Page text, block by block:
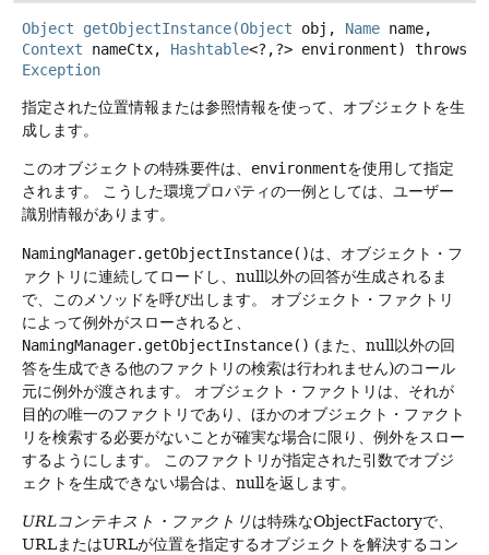
Object getObjectInstance(Object obj, Name name,
Context nameCtx, Hashtable<?,?> environment)
throws
Exception
指定された位置情報または参照情報を使って、オブジェクトを生
成します。
このオブジェクトの特殊要件は、 environmentを使用して指定
されます。
こうした環境プロパティの一例としては、ユーザー
識別情報があります。
NamingManager.getObjectInstance()は、オブジェクト・フ
ァクトリに連続してロードし、null以外の回答が生成されるま
で、このメソッドを呼び出します。
オブジェクト・ファクトリ
によって例外がスローされると、
NamingManager.getObjectInstance() (また、null以外の回
答を生成できる他のファクトリの検索は行われません)のコール
元に例外が渡されます。
オブジェクト・ファクトリは、それが
目的の唯一のファクトリであり、ほかのオブジェクト・ファクト
リを検索する必要がないことが確実な場合に限り、例外をスロー
するようにします。
このファクトリが指定された引数でオブジ
ェクトを生成できない場合は、nullを返します。
URLコンテキスト・ファクトリは特殊なObjectFactoryで、
URLまたはURLが位置を指定するオブジェクトを解決するコン